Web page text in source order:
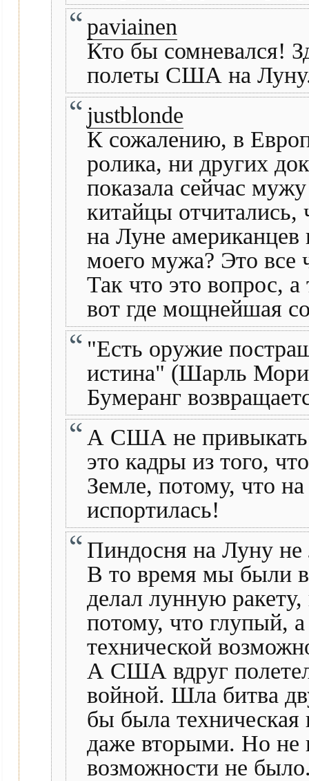
paviainen
Кто бы сомневался!
полеты США на
justblonde
К сожалению, в
ролика, ни других
показала сейчас
китайцы отчитались,
на Луне американцев
моего мужа? Это все
Так что это вопрос, а
вот где мощнейшая
"Есть оружие
истина" (Шарль
Бумеранг
А США не привыкать
это кадры из того,
Земле, потому, что
испортилась!
Пиндосня на Луну не
В то время мы были
делал лунную
потому, что глупый,
технической
А США вдруг
войной. Шла битва
бы была
даже вторыми. Но
возможности не